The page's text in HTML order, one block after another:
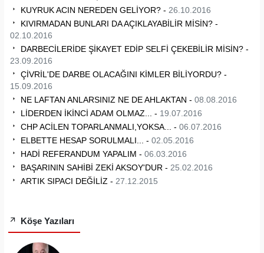
KUYRUK ACIN NEREDEN GELİYOR? - 26.10.2016
KIVIRMADAN BUNLARI DA AÇIKLAYABİLİR MİSİN? -
02.10.2016
DARBECİLERİDE ŞİKAYET EDİP SELFİ ÇEKEBİLİR MİSİN? -
23.09.2016
ÇİVRİL'DE DARBE OLACAĞINI KİMLER BİLİYORDU? -
15.09.2016
NE LAFTAN ANLARSINIZ NE DE AHLAKTAN - 08.08.2016
LİDERDEN İKİNCİ ADAM OLMAZ... - 19.07.2016
CHP ACİLEN TOPARLANMALI,YOKSA... - 06.07.2016
ELBETTE HESAP SORULMALI... - 02.05.2016
HADİ REFERANDUM YAPALIM - 06.03.2016
BAŞARININ SAHİBİ ZEKİ AKSOY'DUR - 25.02.2016
ARTIK SIPACI DEĞİLİZ - 27.12.2015
Köşe Yazıları